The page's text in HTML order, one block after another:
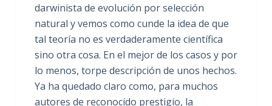
darwinista de evolución por selección
natural y vemos como cunde la idea de que
tal teoría no es verdaderamente científica
sino otra cosa. En el mejor de los casos y por
lo menos, torpe descripción de unos hechos.
Ya ha quedado claro como, para muchos
autores de reconocido prestigio, la